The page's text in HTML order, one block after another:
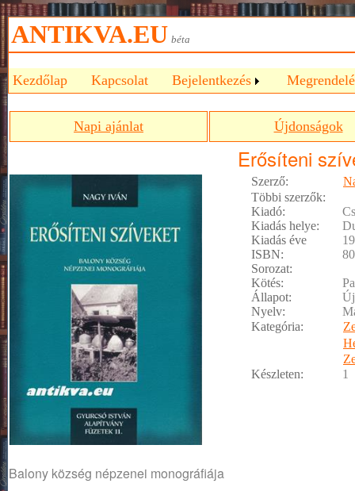
ANTIKVA.EU béta
Kezdőlap Kapcsolat Bejelentkezés
Napi ajánlat Újdonságok
Erősíteni
Szerző:
Többi szerzők:
Kiadó:
Kiadás helye:
Kiadás éve
ISBN:
Sorozat:
Kötés:
Állapot:
Nyelv:
Kategória:
Készleten:
1
Balony község népzenei monográfiája